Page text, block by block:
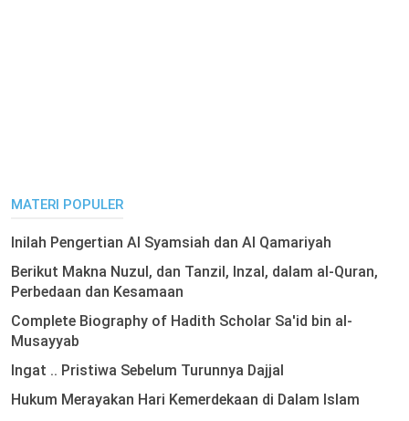
MATERI POPULER
Inilah Pengertian Al Syamsiah dan Al Qamariyah
Berikut Makna Nuzul, dan Tanzil, Inzal, dalam al-Quran,
Perbedaan dan Kesamaan
Complete Biography of Hadith Scholar Sa'id bin al-
Musayyab
Ingat .. Pristiwa Sebelum Turunnya Dajjal
Hukum Merayakan Hari Kemerdekaan di Dalam Islam